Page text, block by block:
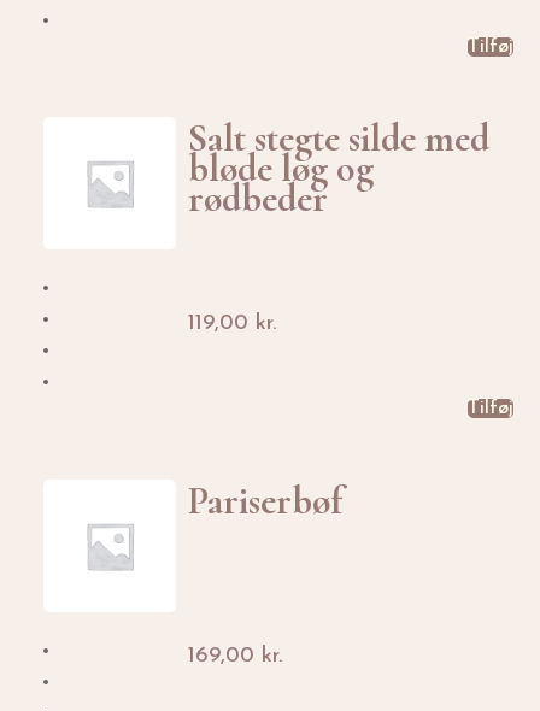
Tilføj
Salt stegte silde med
bløde løg og
rødbeder
119,00 kr.
Tilføj
Pariserbøf
169,00 kr.